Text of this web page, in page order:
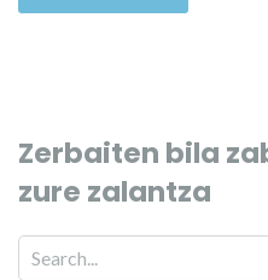
Zerbaiten bila
zure zalantza